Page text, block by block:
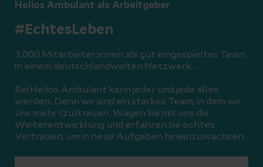
Helios Ambulant als Arbeitgeber
#EchtesLeben
3.000 Mitarbeiter:innen als gut eingespieltes Team
in einem deutschlandweiten Netzwerk…
Bei Helios Ambulant kann jeder und jede alles
werden. Denn wir sind ein starkes Team, in dem wir
uns mehr (zu)trauen. Wagen Sie mit uns die
Weiterentwicklung und erfahren Sie echtes
Vertrauen, um in neue Aufgaben hineinzuwachsen.